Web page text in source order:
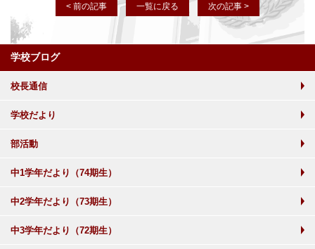
< 前の記事 一覧に戻る 次の記事 >
学校ブログ
校長通信
学校だより
部活動
中1学年だより（74期生）
中2学年だより（73期生）
中3学年だより（72期生）